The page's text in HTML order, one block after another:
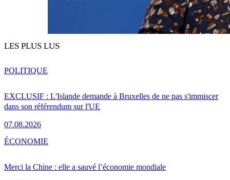
LES PLUS LUS
EXCLUSIF : L'Islande demande à Bruxelles de ne pas s'immiscer
dans son référendum sur l'UE
07.08.2026
POLITIQUE
Merci la Chine : elle a sauvé l’économie mondiale
ÉCONOMIE